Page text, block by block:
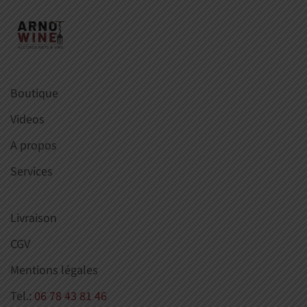
Boutique
Videos
A propos
Services
Livraison
CGV
Mentions légales
Tel.: 06 78 43 81 46